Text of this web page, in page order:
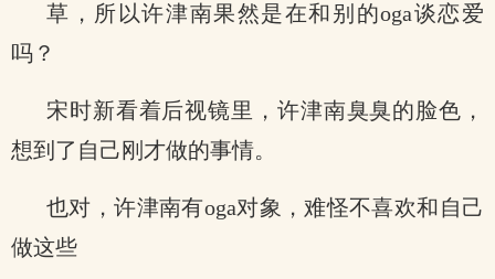
草，所以许津南果然是在和别的oga谈恋爱
吗？
宋时新看着后视镜里，许津南臭臭的脸色，
想到了自己刚才做的事情。
也对，许津南有oga对象，难怪不喜欢和自己
做这些